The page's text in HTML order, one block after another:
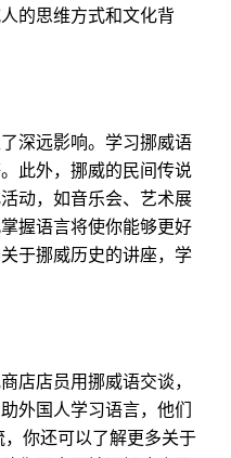
的思维方式和文化背
深远影响。学习挪威语
此外，挪威的民间传说
动，如音乐会、艺术展
握语言将使你能够更好
于挪威历史的讲座，学
店店员用挪威语交谈，
外国人学习语言，他们
你还可以了解更多关于